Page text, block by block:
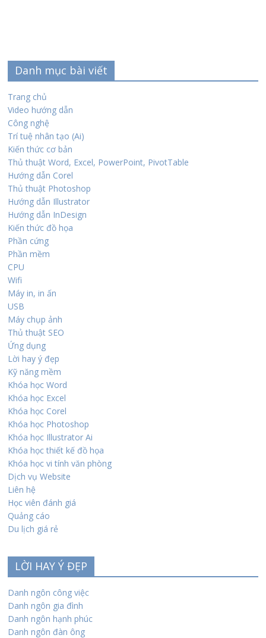
Danh mục bài viết
Trang chủ
Video hướng dẫn
Công nghệ
Trí tuệ nhân tạo (Ai)
Kiến thức cơ bản
Thủ thuật Word, Excel, PowerPoint, PivotTable
Hướng dẫn Corel
Thủ thuật Photoshop
Hướng dẫn Illustrator
Hướng dẫn InDesign
Kiến thức đồ họa
Phần cứng
Phần mềm
CPU
Wifi
Máy in, in ấn
USB
Máy chụp ảnh
Thủ thuật SEO
Ứng dụng
Lời hay ý đẹp
Kỹ năng mềm
Khóa học Word
Khóa học Excel
Khóa học Corel
Khóa học Photoshop
Khóa học Illustrator Ai
Khóa học thiết kế đồ họa
Khóa học vi tính văn phòng
Dịch vụ Website
Liên hệ
Học viên đánh giá
Quảng cáo
Du lịch giá rẻ
LỜI HAY Ý ĐẸP
Danh ngôn công việc
Danh ngôn gia đình
Danh ngôn hạnh phúc
Danh ngôn đàn ông